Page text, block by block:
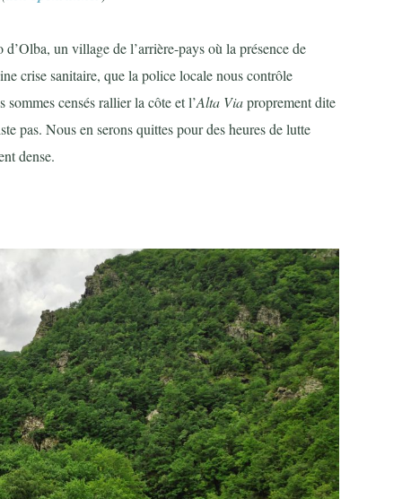
un village de l’arrière-pays où la présence de
crise sanitaire, que la police locale nous contrôle
censés rallier la côte et l’Alta Viaproprement dite
pas. Nous en serons quittes pour des heures de lutte
dense.